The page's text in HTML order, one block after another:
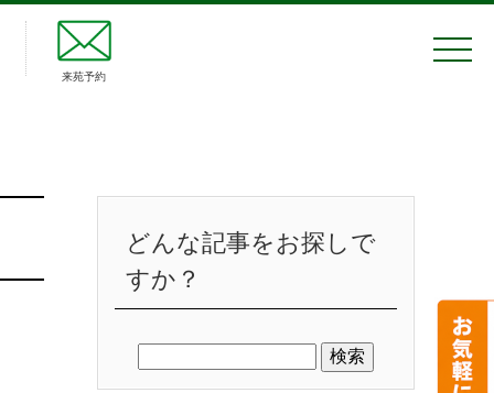
来苑予約
どんな記事をお探しで
すか？